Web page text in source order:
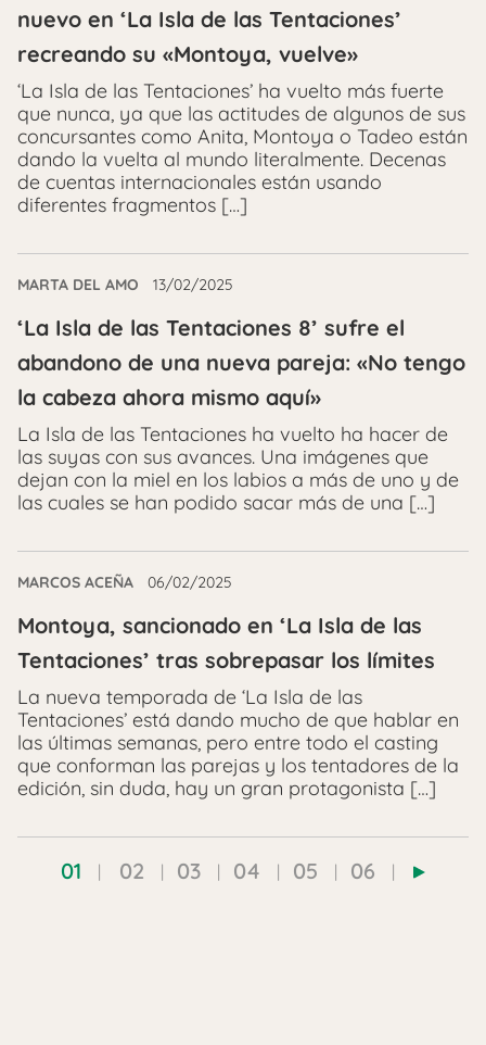
nuevo en ‘La Isla de las Tentaciones’
recreando su «Montoya, vuelve»
‘La Isla de las Tentaciones’ ha vuelto más fuerte
que nunca, ya que las actitudes de algunos de sus
concursantes como Anita, Montoya o Tadeo están
dando la vuelta al mundo literalmente. Decenas
de cuentas internacionales están usando
diferentes fragmentos […]
MARTA DEL AMO 13/02/2025
‘La Isla de las Tentaciones 8’ sufre el
abandono de una nueva pareja: «No tengo
la cabeza ahora mismo aquí»
La Isla de las Tentaciones ha vuelto ha hacer de
las suyas con sus avances. Una imágenes que
dejan con la miel en los labios a más de uno y de
las cuales se han podido sacar más de una […]
MARCOS ACEÑA 06/02/2025
Montoya, sancionado en ‘La Isla de las
Tentaciones’ tras sobrepasar los límites
La nueva temporada de ‘La Isla de las
Tentaciones’ está dando mucho de que hablar en
las últimas semanas, pero entre todo el casting
que conforman las parejas y los tentadores de la
edición, sin duda, hay un gran protagonista […]
01 02 03 04 05 06